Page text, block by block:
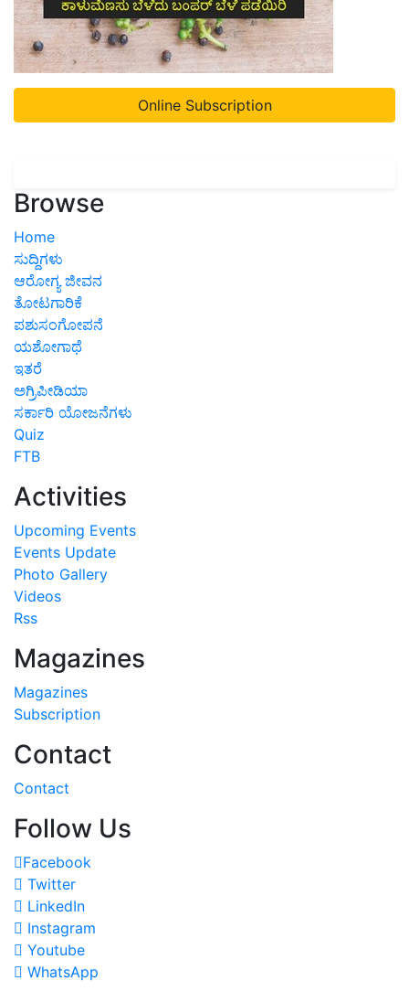
Online Subscription
Browse
Home
ಸುದ್ದಿಗಳು
ಆರೋಗ್ಯ ಜೀವನ
ತೋಟಗಾರಿಕೆ
ಪಶುಸಂಗೋಪನೆ
ಯಶೋಗಾಥೆ
ಇತರೆ
ಅಗ್ರಿಪೀಡಿಯಾ
ಸರ್ಕಾರಿ ಯೋಜನೆಗಳು
Quiz
FTB
Activities
Upcoming Events
Events Update
Photo Gallery
Videos
Rss
Magazines
Magazines
Subscription
Contact
Contact
Follow Us
Facebook
Twitter
LinkedIn
Instagram
Youtube
WhatsApp